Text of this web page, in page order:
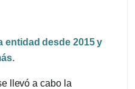
entidad desde 2015 y
llevó a cabo la